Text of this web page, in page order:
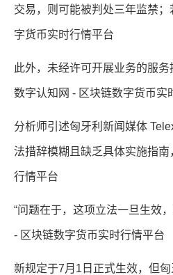
交易，则可能被判处三年监禁
字货币实时行情平台
此外，未经许可开展业务的服
数字认知网 - 区块链数字货币实
分析师引述匈牙利新闻媒体
法措辞模糊且缺乏具体实施指
行情平台
“问题在于，这项立法一旦生效
- 区块链数字货币实时行情平台
新规定于7月1日正式生效，但